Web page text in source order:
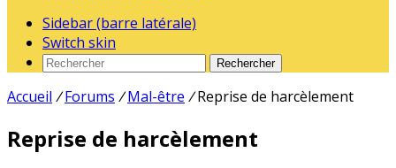
Sidebar (barre latérale)
Switch skin
Rechercher
Accueil / Forums / Mal-être / Reprise de harcèlement
Reprise de harcèlement